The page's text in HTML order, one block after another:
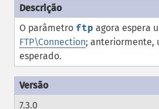
O parâmetro ftp agora espera
FTP\Connection; anteriormente,
esperado.
7.3.0